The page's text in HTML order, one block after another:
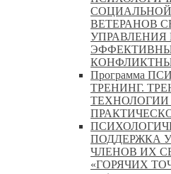
ВЕТЕРАНОВ
Программа
ТРЕНИНГ.
ТЕХНОЛОГИИ
ПОДДЕРЖКА
ЧЛЕНОВ ИХ
«ГОРЯЧИХ